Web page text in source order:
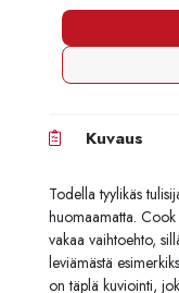
Kuvaus
Todella tyylikäs
huomaamatta.
vakaa vaihtoehto,
leviämästä
on täplä kuviointi,